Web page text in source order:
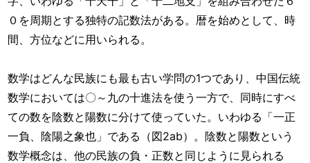
０を周期とする独特の記数法がある。暦を始めとして、時
間、方位などに用いられる。
数学はどんな民族にも最も古い学問の1つであり、中国伝統
数学においては〇～九の十進法を使う一方で、同時にすべ
ての数を陰数と陽数に分けて使っていた。いわゆる「一正
一負、陰陽之象也」である（図2ab）。陰数と陽数という
数学概念は、他の民族の負・正数と同じように見られる